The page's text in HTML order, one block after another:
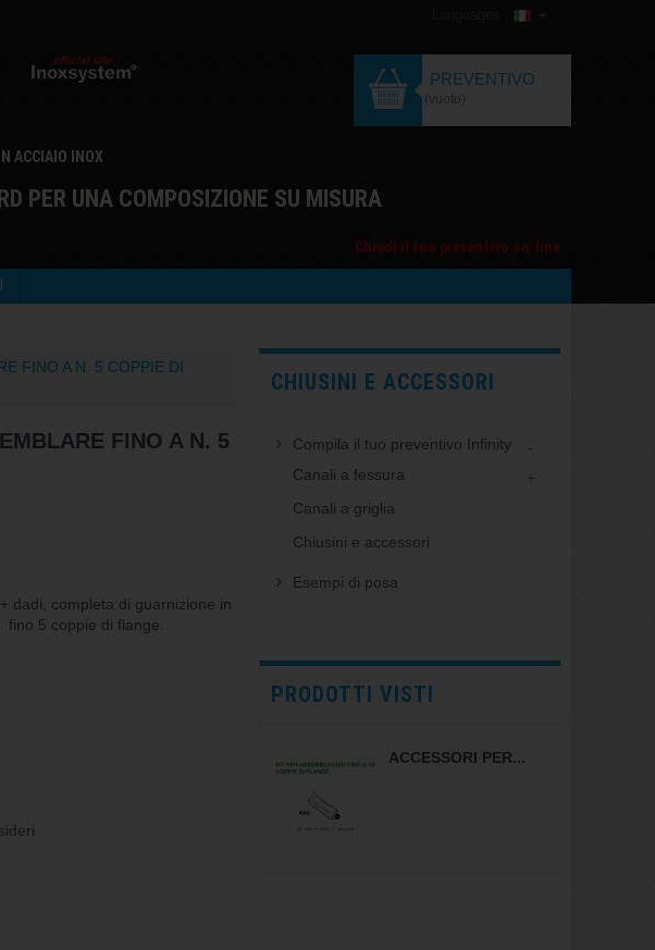
PREVENTIVO
ACCIAIO INOX
PER UNA COMPOSIZIONE SU MISURA
Chiedi il tuo preventivo on-line
FINO A N. 5 COPPIE DI
FINO A N. 5
dadi, completa di guarnizione in
5 coppie di flange.
CHIUSINI E ACCESSORI
Compila il tuo preventivo Infinity
Canali a fessura
Canali a griglia
Chiusini e accessori
Esempi di posa
PRODOTTI VISTI
ACCESSORI PER...